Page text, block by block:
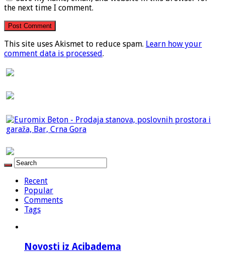
the next time I comment.
This site uses Akismet to reduce spam. Learn how your
comment data is processed.
Recent
Popular
Comments
Tags
Novosti iz Acibadema